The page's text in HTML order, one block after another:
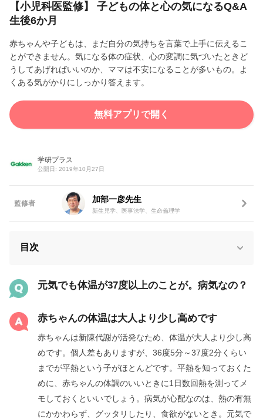
【小児科医監修】 子どもの体と心の気になるQ&A
生後6か月
赤ちゃんや子どもは、まだ自分の気持ちを言葉で上手に伝えるこ
とができません。気になる体の症状、心の変調に気づいたときど
うしてあげればいいのか、ママは不安になることが多いもの。よ
くある気がかりにしっかり答えます。
無料アプリで開く
学研プラス
公開日: 2019年10月27日
監修者 加部一彦先生
新生児学、医事法学、生命倫理学
目次
元気でも体温が37度以上のことが。病気なの？
赤ちゃんの体温は大人より少し高めです
赤ちゃんは新陳代謝が活発なため、体温が大人より少し高
めです。個人差もありますが、36度5分～37度2分くらい
までが平熱という子がほとんどです。平熱を知っておくた
めに、赤ちゃんの体調のいいときに1日数回熱を測ってメ
モしておくといいでしょう。病気が心配なのは、熱の有無
にかかわらず、グッタリしたり、食欲がないとき。元気で